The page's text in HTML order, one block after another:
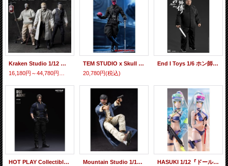
Kraken Studio 1/12 Ward of Dead アクションフィギュア KS-06 *予約
TEM STUDIO x Skull Toyz 1/12 ブラッド キャプテン アクションフィギュア TEMS007A / B *予約
20,780円(税込)
End I Toys 1/6 ホン師父 洪師傅 MASTER HONG 葉問 アクションフィギュア EIT AD-020 *予約
HOT PLAY Collectibles 1/12 DSO Agent アクションフィギュア HPC-HP002 *予約
Mountain Studio 1/12 アイアン ブラッド ヒーロー アクションフィギュア MTS002 *予約
HASUKI 1/12『ドールズフロントライン2：エクシリウム』クルカイ 蒼き軌跡Ver. 2種 PA013/ 水着アクセサリーパック 2種 PJ-01 *予約